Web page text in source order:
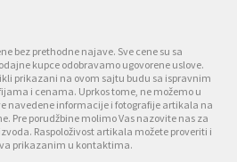
bez prethodne najave. Sve cene su sa
kupce odobravamo ugovorene uslove.
prikazani na ovom sajtu budu sa ispravnim
i cenama. Uprkos tome, ne možemo u
navedene informacije i fotografije artikala na
Pre porudžbine molimo Vas nazovite nas za
Raspoloživost artikala možete proveriti i
prikazanim u kontaktima.